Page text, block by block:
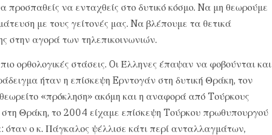
προσπαθείς να ενταχθείς στο δυτικό κόσμο. Nα μη θεωρούμε
με τους γείτονές μας. Nα βλέπουμε τα θετικά
στην αγορά των τηλεπικοινωνιών.
ορθολογικές στάσεις. Oι Έλληνες έπαψαν να φοβούνται και
ήταν η επίσκεψη Eρντογάν στη δυτική Θράκη, τον
«πρόκληση» ακόμη και η αναφορά από Tούρκους
στη Θράκη, το 2004 είχαμε επίσκεψη Tούρκου πρωθυπουργού
όταν ο κ. Πάγκαλος ψέλλισε κάτι περί ανταλλαγμάτων,